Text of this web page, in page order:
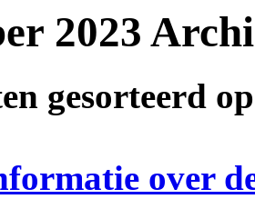
2023
gesorteerd
over